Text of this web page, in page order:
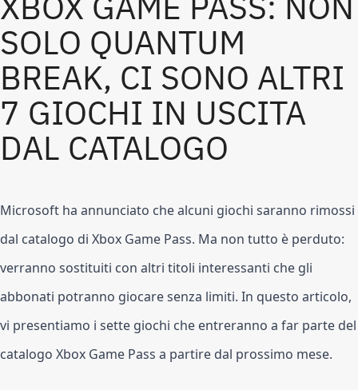
SOLO QUANTUM
BREAK, CI SONO ALTRI
7 GIOCHI IN USCITA
DAL CATALOGO
Microsoft ha annunciato che alcuni giochi saranno rimossi
dal catalogo di Xbox Game Pass. Ma non tutto è perduto:
verranno sostituiti con altri titoli interessanti che gli
abbonati potranno giocare senza limiti. In questo articolo,
vi presentiamo i sette giochi che entreranno a far parte del
catalogo Xbox Game Pass a partire dal prossimo mese.